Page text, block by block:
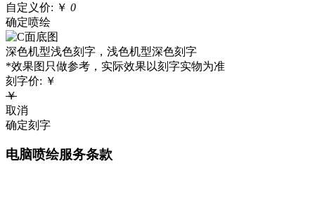
自定义价: ￥ 0
确定喷绘
深色机型浅色刻字，浅色机型深色刻字
*效果图只做参考，实际效果以刻字实物为准
刻字价: ￥
￥
取消
确定刻字
电脑喷绘服务条款